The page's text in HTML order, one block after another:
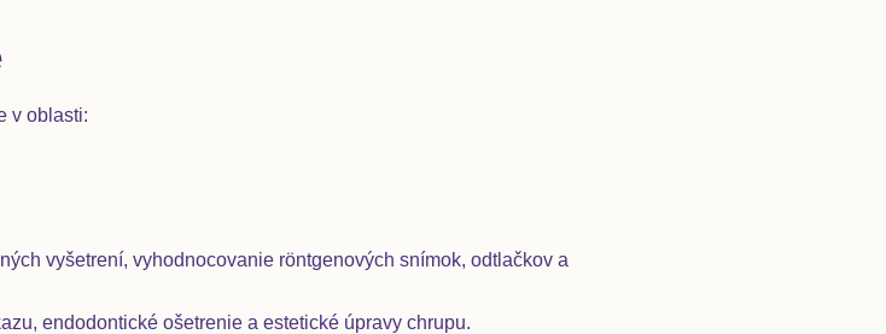
v oblasti:
vyšetrení, vyhodnocovanie röntgenových snímok, odtlačkov a
endodontické ošetrenie a estetické úpravy chrupu.